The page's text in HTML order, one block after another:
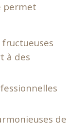
permet
à des
de